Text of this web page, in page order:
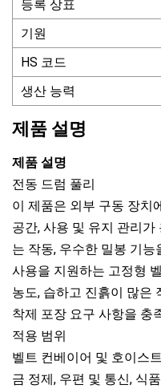
등록 상표
기원
HS 코드
생산 능력
제품 설명
제품 설명
전동 드럼 풀리
이 제품은 외부 구동 장치
공간, 사용 및 유지 관리
는 작동, 우수한 밀봉 기
사용을 지원하는 고정형
농도, 습하고 진흙이 많은
착제 포장 요구 사항을 충
적용 범위
벨트 컨베이어 및 호이스
금 정제, 우편 및 통신, 식